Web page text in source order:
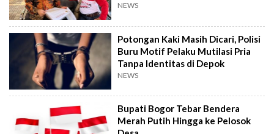
NEWS
Potongan Kaki Masih Dicari, Polisi
Buru Motif Pelaku Mutilasi Pria
Tanpa Identitas di Depok
NEWS
Bupati Bogor Tebar Bendera
Merah Putih Hingga ke Pelosok